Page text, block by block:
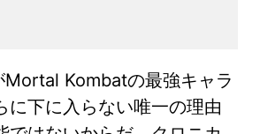
Mortal Kombatの最強キャラ
に下に入らない唯一の理由